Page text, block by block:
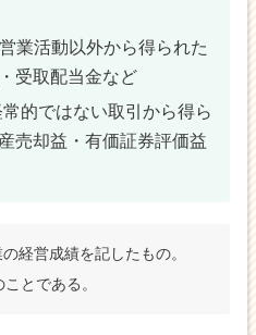
業活動以外から得られた
取配当金など
常的ではない取引から得ら
却益・有価証券評価益
経営成績を記したもの。
とである。